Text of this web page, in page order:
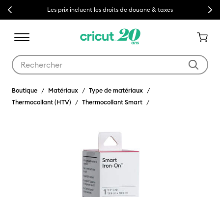
Previous Les prix incluent les droits de douane & taxes Next
Boutique Matériaux
Type de matériaux
Thermocollant (HTV)
Thermocollant Smart